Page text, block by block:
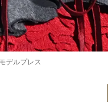
デルプレス